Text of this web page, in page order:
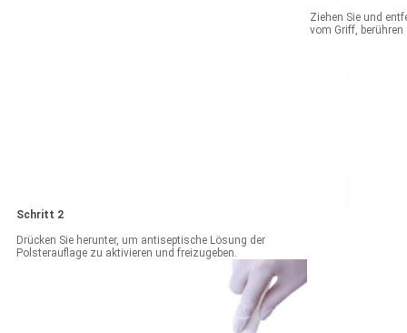
Ziehen Sie und
vom Griff,
Schritt 2
Drücken Sie herunter, um antiseptische Lösung der
Polsterauflage zu aktivieren und freizugeben.